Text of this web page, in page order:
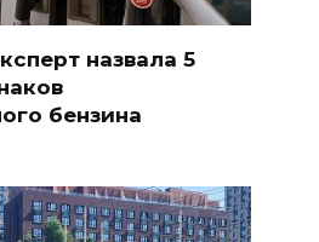
назвала 5
бензина